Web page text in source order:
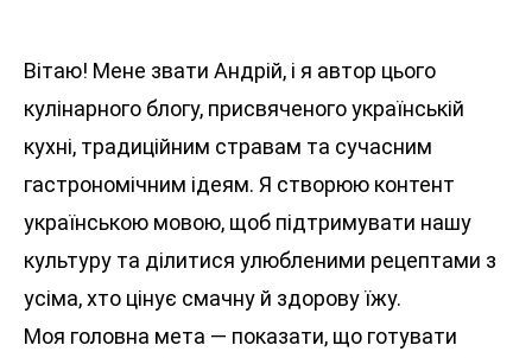
Вітаю! Мене звати Андрій, і я автор цього
кулінарного блогу, присвяченого українській
кухні, традиційним стравам та сучасним
гастрономічним ідеям. Я створюю контент
українською мовою, щоб підтримувати нашу
культуру та ділитися улюбленими рецептами з
усіма, хто цінує смачну й здорову їжу.
Моя головна мета — показати, що готувати